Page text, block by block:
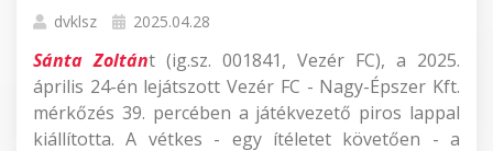
dvklsz 2025.04.28
Sánta Zoltánt (ig.sz. 001841, Vezér FC), a 2025.
április 24-én lejátszott Vezér FC - Nagy-Épszer Kft.
mérkőzés 39. percében a játékvezető piros lappal
kiállította. A vétkes - egy ítéletet követően - a